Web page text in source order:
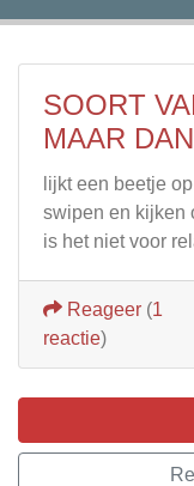
SOORT
MAAR
lijkt een beetje
swipen en kijken
is het niet voor
Reageer (1
reactie)